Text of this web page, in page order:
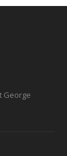
George